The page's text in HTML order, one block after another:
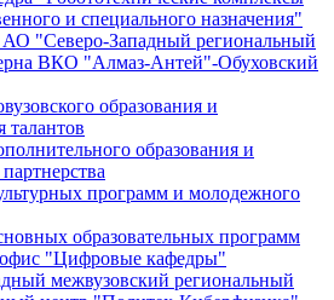
и специального назначения"
АО "Северо-Западный региональный
ВКО "Алмаз-Антей"-Обуховский
образования и
талантов
образования и
программ и молодежного
образовательных программ
"Цифровые кафедры"
межвузовский региональный